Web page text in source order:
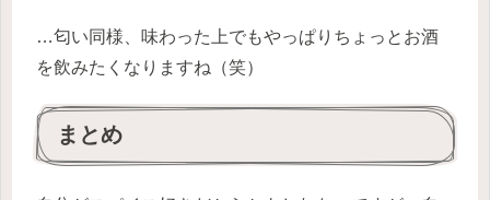
…匂い同様、味わった上でもやっぱりちょっとお酒
を飲みたくなりますね（笑）
まとめ